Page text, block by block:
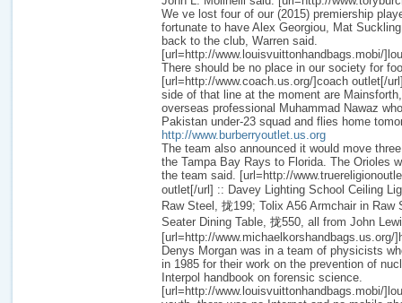
We ve lost four of our (2015) premiership
fortunate to have Alex Georgiou, Mat
back to the club, Warren said.
[url=http://www.louisvuittonhandbags.mobi/
There should be no place in our society for
[url=http://www.coach.us.org/]coach outlet[/
side of that line at the moment are
overseas professional Muhammad Nawaz
Pakistan under-23 squad and flies home
http://www.burberryoutlet.us.org
The team also announced it would move
the Tampa Bay Rays to Florida. The Orioles
the team said. [url=http://
outlet[/url] :: Davey Lighting School Ceiling
Raw Steel, 拢199; Tolix A56 Armchair in Raw
Seater Dining Table, 拢550, all from John
[url=http://
Denys Morgan was in a team of physicists
in 1985 for their work on the prevention of
Interpol handbook on forensic science.
[url=http://www.louisvuittonhandbags.mobi/